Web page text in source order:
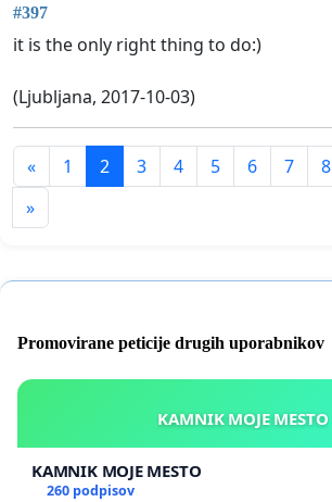
#397
it is the only right thing to do:)
(Ljubljana, 2017-10-03)
« 1 2 3 4 5 6 7 8
»
Promovirane peticije drugih uporabnikov
KAMNIK MOJE MESTO
KAMNIK MOJE MESTO
260 podpisov